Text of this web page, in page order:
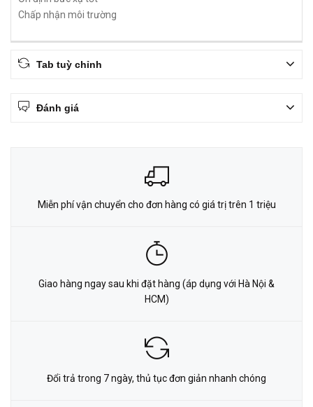
Chấp nhận môi trường
Tab tuỳ chỉnh
Đánh giá
Miễn phí vận chuyển cho đơn hàng có giá trị trên 1 triệu
Giao hàng ngay sau khi đặt hàng (áp dụng với Hà Nội &
HCM)
Đổi trả trong 7 ngày, thủ tục đơn giản nhanh chóng